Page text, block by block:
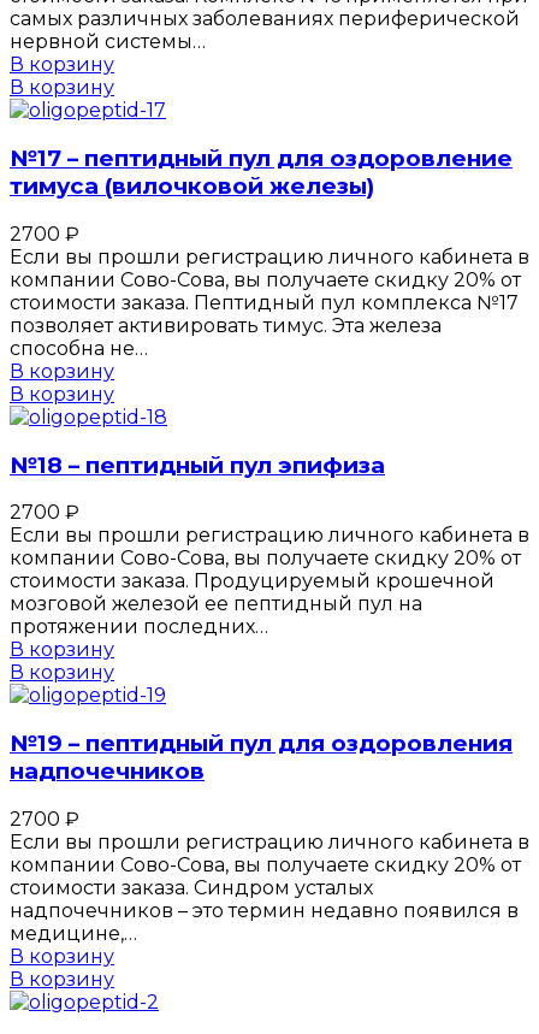
самых различных заболеваниях периферической
нервной системы…
В корзину
В корзину
№17 – пептидный пул для оздоровление
тимуса (вилочковой железы)
2700 ₽
Если вы прошли регистрацию личного кабинета в
компании Сово-Сова, вы получаете скидку 20% от
стоимости заказа. Пептидный пул комплекса №17
позволяет активировать тимус. Эта железа
способна не…
В корзину
В корзину
№18 – пептидный пул эпифиза
2700 ₽
Если вы прошли регистрацию личного кабинета в
компании Сово-Сова, вы получаете скидку 20% от
стоимости заказа. Продуцируемый крошечной
мозговой железой ее пептидный пул на
протяжении последних…
В корзину
В корзину
№19 – пептидный пул для оздоровления
надпочечников
2700 ₽
Если вы прошли регистрацию личного кабинета в
компании Сово-Сова, вы получаете скидку 20% от
стоимости заказа. Синдром усталых
надпочечников – это термин недавно появился в
медицине,…
В корзину
В корзину